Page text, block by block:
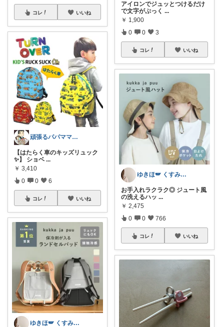
コレ いいね
頑張るパパママ応援隊@育児・子供用品紹介
【はたらく車のキッズリュック
✨】 ショベ ...
￥ 3,410
0 0 6
コレ いいね
ゆきほ🪽 くすみカラー×小学生ママ
アイロンでジュッとつけるだけ
で文字がぷっく ...
￥ 1,900
0 0 3
コレ いいね
ゆきほ🪽 くすみカラー×小学生ママ
お手入れラクラク◎ ジュート風
の洗えるハッ ...
￥ 2,475
0 0 766
コレ いいね